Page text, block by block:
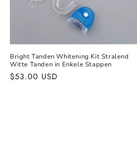
Bright Tanden Whitening Kit Stralend
Witte Tanden in Enkele Stappen
Normale
$53.00 USD